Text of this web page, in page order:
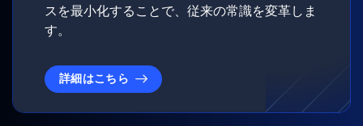
スを最小化することで、従来の常識を変革しま
す。
詳細はこちら